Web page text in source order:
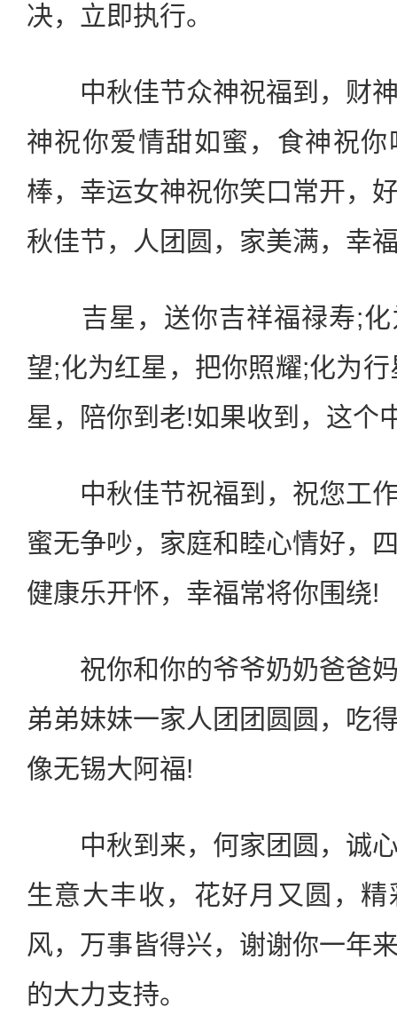
决，立即执行。
中秋佳节众神祝福到，财神
神祝你爱情甜如蜜，食神祝
棒，幸运女神祝你笑口常开，
秋佳节，人团圆，家美满，幸
吉星，送你吉祥福禄寿;化
望;化为红星，把你照耀;化为
星，陪你到老!如果收到，这个
中秋佳节祝福到，祝您工作
蜜无争吵，家庭和睦心情好，
健康乐开怀，幸福常将你围绕!
祝你和你的爷爷奶奶爸爸妈
弟弟妹妹一家人团团圆圆，吃
像无锡大阿福!
中秋到来，何家团圆，诚心
生意大丰收，花好月又圆，
风，万事皆得兴，谢谢你一年
的大力支持。